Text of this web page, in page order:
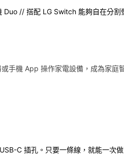
Duo // 搭配 LG Switch 能夠自在分割
手機 App 操作家電設備，成為家庭
C 插孔。只要一條線，就能一次做